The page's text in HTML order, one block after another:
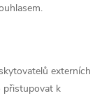
externích
přistupovat k